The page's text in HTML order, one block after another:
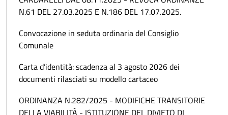
N.61 DEL 27.03.2025 E N.186 DEL 17.07.2025.
Convocazione in seduta ordinaria del Consiglio
Comunale
Carta d’identità: scadenza al 3 agosto 2026 dei
documenti rilasciati su modello cartaceo
ORDINANZA N.282/2025 - MODIFICHE TRANSITORIE
DELLA VIABILITÀ - ISTITUZIONE DEL DIVIETO DI